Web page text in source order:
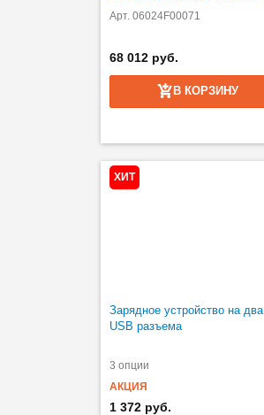
Арт. 06024F00071
68 012 руб.
В КОРЗИНУ
ХИТ
Зарядное устройство на два
USB разъема
3 опции
АКЦИЯ
1 372 руб.